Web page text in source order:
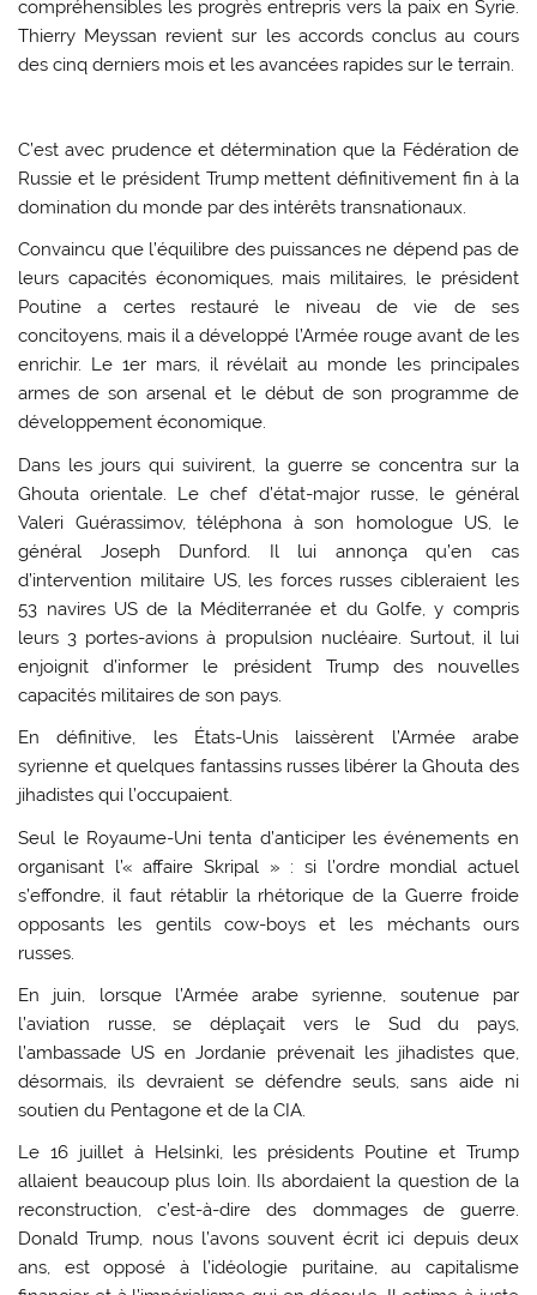
compréhensibles les progrès entrepris vers la paix en Syrie.
Thierry Meyssan revient sur les accords conclus au cours
des cinq derniers mois et les avancées rapides sur le terrain.
C’est avec prudence et détermination que la Fédération de
Russie et le président Trump mettent définitivement fin à la
domination du monde par des intérêts transnationaux.
Convaincu que l’équilibre des puissances ne dépend pas de
leurs capacités économiques, mais militaires, le président
Poutine a certes restauré le niveau de vie de ses
concitoyens, mais il a développé l’Armée rouge avant de les
enrichir. Le 1er mars, il révélait au monde les principales
armes de son arsenal et le début de son programme de
développement économique.
Dans les jours qui suivirent, la guerre se concentra sur la
Ghouta orientale. Le chef d’état-major russe, le général
Valeri Guérassimov, téléphona à son homologue US, le
général Joseph Dunford. Il lui annonça qu’en cas
d’intervention militaire US, les forces russes cibleraient les
53 navires US de la Méditerranée et du Golfe, y compris
leurs 3 portes-avions à propulsion nucléaire. Surtout, il lui
enjoignit d’informer le président Trump des nouvelles
capacités militaires de son pays.
En définitive, les États-Unis laissèrent l’Armée arabe
syrienne et quelques fantassins russes libérer la Ghouta des
jihadistes qui l’occupaient.
Seul le Royaume-Uni tenta d’anticiper les événements en
organisant l’« affaire Skripal » : si l’ordre mondial actuel
s’effondre, il faut rétablir la rhétorique de la Guerre froide
opposants les gentils cow-boys et les méchants ours
russes.
En juin, lorsque l’Armée arabe syrienne, soutenue par
l’aviation russe, se déplaçait vers le Sud du pays,
l’ambassade US en Jordanie prévenait les jihadistes que,
désormais, ils devraient se défendre seuls, sans aide ni
soutien du Pentagone et de la CIA.
Le 16 juillet à Helsinki, les présidents Poutine et Trump
allaient beaucoup plus loin. Ils abordaient la question de la
reconstruction, c’est-à-dire des dommages de guerre.
Donald Trump, nous l’avons souvent écrit ici depuis deux
ans, est opposé à l’idéologie puritaine, au capitalisme